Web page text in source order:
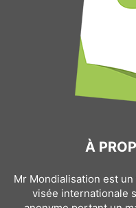
À
Mr Mondialisation est
visée internationale